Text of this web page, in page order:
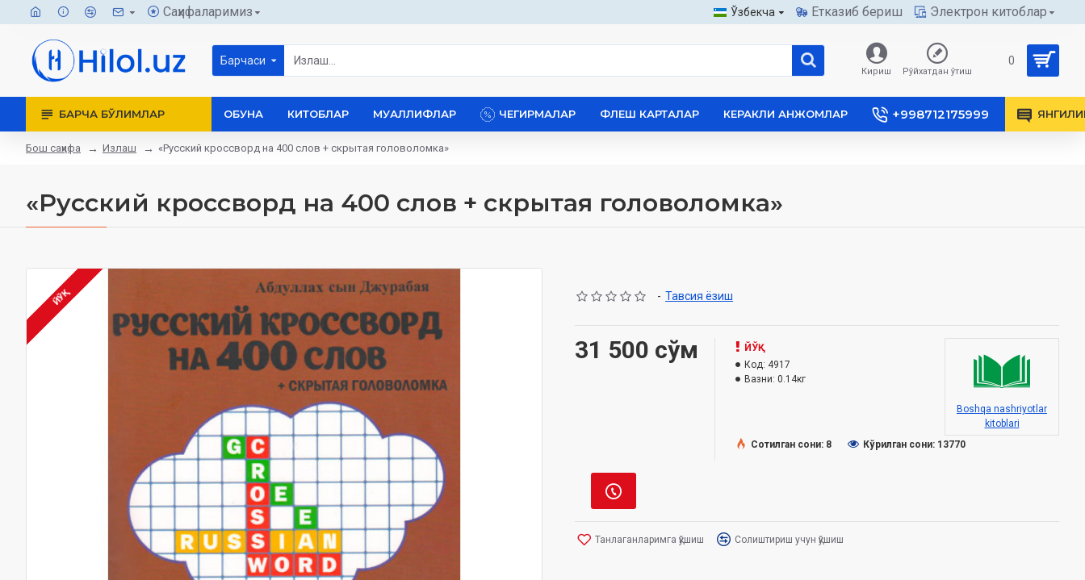
Саҳифаларимиз Ўзбекча Етказиб бериш Электрон китоблар
Барчаси
Кириш Рўйхатдан ўтиш
0
БАРЧА БЎЛИМЛАР ОБУНА КИТОБЛАР МУАЛЛИФЛАР ЧЕГИРМАЛАР ФЛЕШ КАРТАЛАР КЕРАКЛИ АНЖОМЛАР +998712175999
Бош саҳифа Излаш «Русский кроссворд на 400 слов + скрытая головоломка»
«Русский кроссворд на 400 слов + скрытая головоломка»
ЙЎҚ - Тавсия ёзиш
31 500 сўм
ЙЎҚ
Код: 4917
Вазни: 0.14кг
Boshqa nashriyotlar
kitoblari
Сотилган сони: 8
Кўрилган сони: 13770
Танлаганларимга қўшиш Солиштириш учун қўшиш